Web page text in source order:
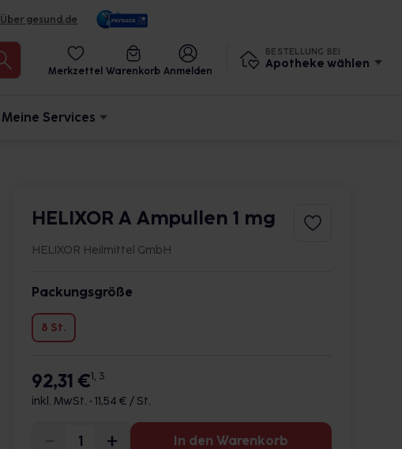
Über gesund.de
Merkzettel Warenkorb Anmelden
BESTELLUNG BEI
Apotheke wählen
Meine Services
HELIXOR A Ampullen 1 mg
HELIXOR Heilmittel GmbH
Packungsgröße
8 St.
92,31 €1, 3
inkl. MwSt. • 11,54 € / St.
In den Warenkorb